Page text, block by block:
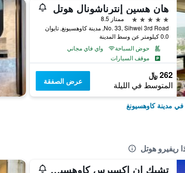
هان هسين إنترناشونال هوتل
5 نجوم
ممتاز 8.5
No. 33, Sihwei 3rd Road, مدينة كاوهسيونغ, تايوان
0.0 كيلومتر عن وسط المدينة
حوض السباحة
واي فاي مجاني
موقف السيارات
262 ﷼
المتوسط في الليلة عرض الصفقة
مدينة كاوهسيونغ
ريفيرو هوتل
تشيك إن إكسبرس كاوهسيونج لاف ريفر